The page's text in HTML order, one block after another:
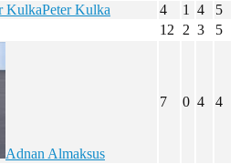
Peter Kulka 4 1 4
5
12 2 3 5
Adnan Almaksus
7 0 4 4